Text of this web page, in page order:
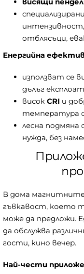
отблясъци,
Енергийна
използват се
дълъг
висок CRI и
температура
лесна подмяна
нужда, без
В дома
гъвкавост, което
може да предложи.
да обслужва
гости, кино вечер.
Най-чести